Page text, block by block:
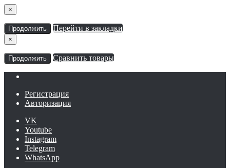
×
Продолжить Перейти в закладки
×
Продолжить Сравнить товары
Регистрация
Авторизация
VK
Youtube
Instagram
Telegram
WhatsApp